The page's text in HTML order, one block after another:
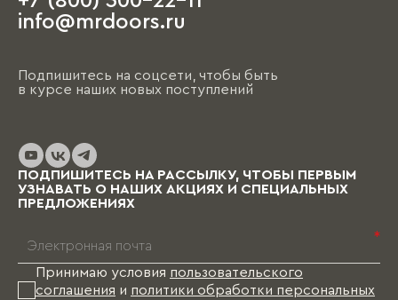
info@mrdoors.ru
Подпишитесь на соцсети, чтобы быть
в курсе наших новых поступлений
ПОДПИШИТЕСЬ НА РАССЫЛКУ, ЧТОБЫ ПЕРВЫМ
УЗНАВАТЬ О НАШИХ АКЦИЯХ И СПЕЦИАЛЬНЫХ
ПРЕДЛОЖЕНИЯХ
*
Принимаю условия пользовательского
соглашения и политики обработки персональных